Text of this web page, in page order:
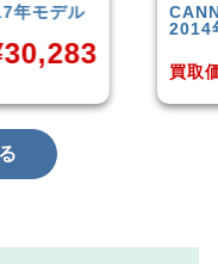
EVO 6
¥35,658
ル
買